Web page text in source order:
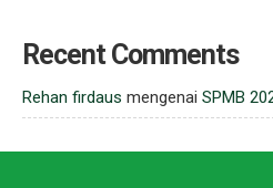
Recent Comments
Rehan firdaus mengenai SPMB